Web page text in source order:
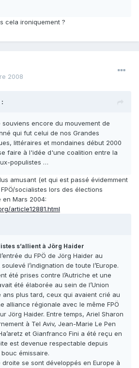
cela ironiquement ?
2008
souviens encore du mouvement de
qui fut celui de nos Grandes
littéraires et mondaines début 2000
faire à l'idée d'une coalition entre la
populistes …
amusant (et qui est passé évidemment
socialistes lors des élections
en Mars 2004:
article12881.html
s’allient à Jörg Haider
du FPÖ de Jörg Haider au
l’indignation de toute l’Europe.
été prises contre l’Autriche et une
été élaborée au sein de l’Union
ans plus tard, ceux qui avaient crié au
alliance régionale avec le même FPÖ
Jörg Haider. Entre temps, Ariel Sharon
à Tel Aviv, Jean-Marie Le Pen
et Gianfranco Fini a été reçu en
est devenue respectable depuis
émissaire.
droite se sont développés en Europe à